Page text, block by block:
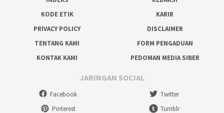
KODE ETIK
KARIR
PRIVACY POLICY
DISCLAIMER
TENTANG KAMI
FORM PENGADUAN
KONTAK KAMI
PEDOMAN MEDIA SIBER
JARINGAN SOCIAL
Facebook
Twitter
Pinterest
Tumblr